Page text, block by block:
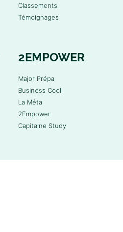
Classements
Témoignages
2EMPOWER
Major Prépa
Business Cool
La Méta
2Empower
Capitaine Study